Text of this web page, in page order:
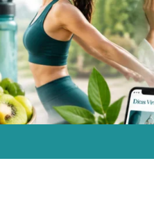
escolhas mais conscientes no